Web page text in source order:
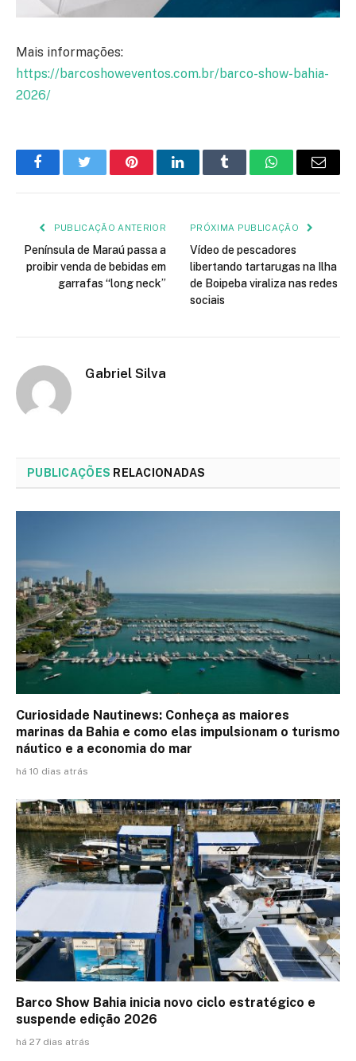
Mais informações:
https://barcoshoweventos.com.br/barco-show-bahia-
2026/
FacebookTwitter PinterestLinkedInTumblr WhatsApp
E-
PUBLICAÇÃO ANTERIOR
Península de Maraú passa a
proibir venda de bebidas em
garrafas “long neck”
PRÓXIMA PUBLICAÇÃO
Vídeo de pescadores
libertando tartarugas na Ilha
de Boipeba viraliza nas redes
sociais
Gabriel Silva
PUBLICAÇÕES RELACIONADAS
Curiosidade Nautinews: Conheça as maiores
marinas da Bahia e como elas impulsionam o turismo
náutico e a economia do mar
há 10 dias atrás
Barco Show Bahia inicia novo ciclo estratégico e
suspende edição 2026
há 27 dias atrás